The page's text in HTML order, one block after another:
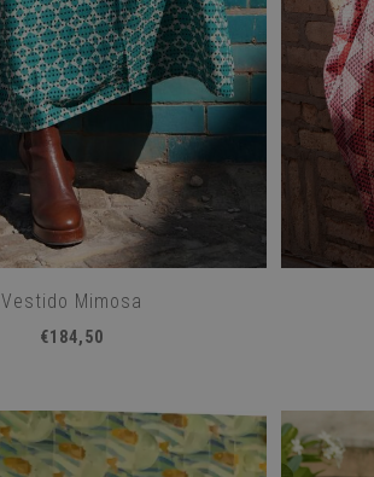
Vestido Mimosa
€184,50